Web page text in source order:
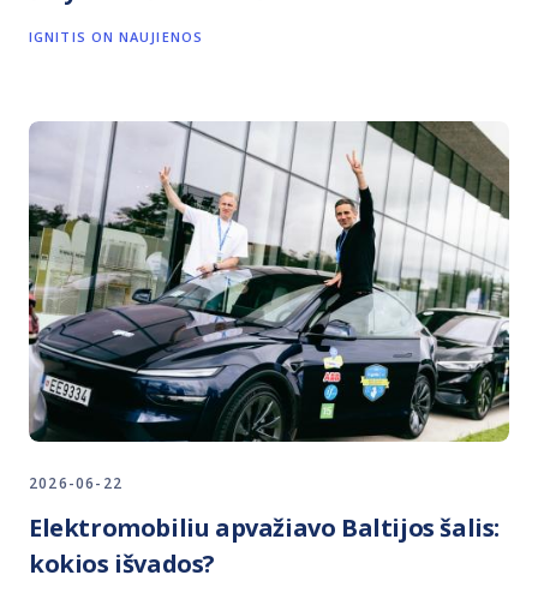
IGNITIS ON NAUJIENOS
2026-06-22
Elektromobiliu apvažiavo Baltijos šalis:
kokios išvados?